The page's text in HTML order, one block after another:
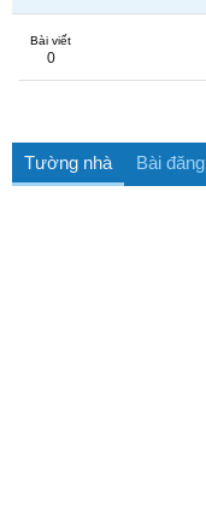
Bài viết
0
Tường nhà Bài đăng